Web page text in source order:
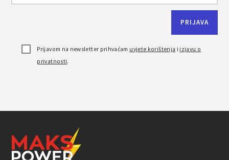
Prijavom na newsletter prihvaćam uvjete korištenja i izjavu o
privatnosti.